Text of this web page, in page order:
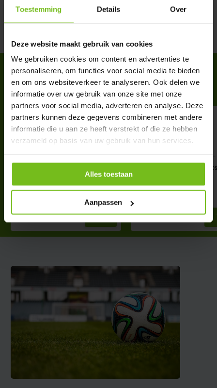
Toestemming Details Over
Deze website maakt gebruik van cookies
We gebruiken cookies om content en advertenties te
personaliseren, om functies voor social media te bieden
en om ons websiteverkeer te analyseren. Ook delen we
informatie over uw gebruik van onze site met onze
partners voor social media, adverteren en analyse. Deze
partners kunnen deze gegevens combineren met andere
informatie die u aan ze heeft verstrekt of die ze hebben
verzameld op basis van uw gebruik van hun services.
Alles toestaan
Aanpassen
ACCESSOIRES
Complete your purchase
€ 31,95
Deliverytime
Taktifol Non-
€ 29,50